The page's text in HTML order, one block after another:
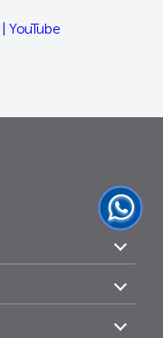
YouTube